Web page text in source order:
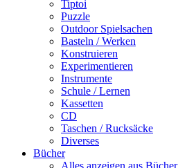
Tiptoi
Puzzle
Outdoor Spielsachen
Basteln / Werken
Konstruieren
Experimentieren
Instrumente
Schule / Lernen
Kassetten
CD
Taschen / Rucksäcke
Diverses
Bücher
Alles anzeigen aus Bücher